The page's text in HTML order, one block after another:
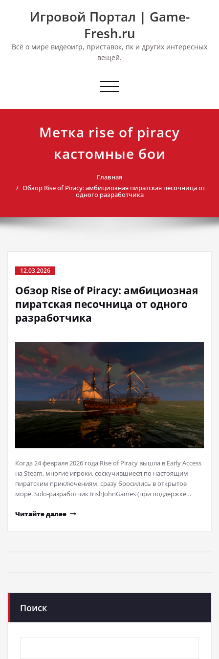
Игровой Портал | Game-
Fresh.ru
Всё о мире видеоигр, приставок, пк и других интересных
вещей.
Переключить
Метка rise of piracy
кастомные бои
Главная
Обзор Rise of Piracy: амбициозная пиратская песочница от
одного разработчика
12.03.2026
Обзор Rise of Piracy: амбициозная
пиратская песочница от одного
разработчика
Когда 24 февраля 2026 года Rise of Piracy вышла в Early Access
на Steam, многие игроки, соскучившиеся по настоящим
пиратским приключениям, сразу бросились в открытое
море. Solo-разработчик IrishJohnGames (при поддержке…
Читайте далее
Поиск